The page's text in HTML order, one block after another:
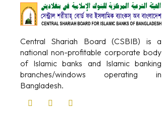
Central Shariah Board (CSBIB) is a
national non-profitable corporate body
of Islamic banks and Islamic banking
branches/windows operating in
Bangladesh.